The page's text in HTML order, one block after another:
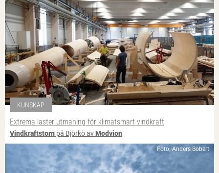
KUNSKAP
Extrema laster utmaning för klimatsmart vindkraft
Vindkraftstorn på Björkö avModvion
Foto: Anders Bobert